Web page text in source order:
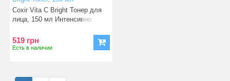
(8809080826263)
Coxir Vita C Bright Тонер для
лица, 150 мл Интенсивно
519 грн
Есть в наличии